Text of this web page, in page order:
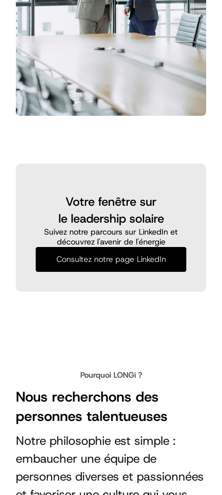
Votre fenêtre sur
le leadership solaire
Suivez notre parcours sur LinkedIn et
découvrez l'avenir de l'énergie
Consultez notre page LinkedIn
Pourquoi LONGi ?
Nous recherchons des
personnes talentueuses
Notre philosophie est simple :
embaucher une équipe de
personnes diverses et passionnées